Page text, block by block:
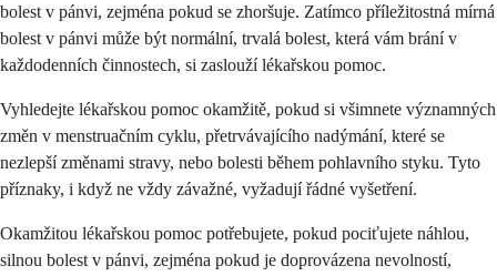
bolest v pánvi, zejména pokud se zhoršuje. Zatímco příležitostná mírná
bolest v pánvi může být normální, trvalá bolest, která vám brání v
každodenních činnostech, si zaslouží lékařskou pomoc.
Vyhledejte lékařskou pomoc okamžitě, pokud si všimnete významných
změn v menstruačním cyklu, přetrvávajícího nadýmání, které se
nezlepší změnami stravy, nebo bolesti během pohlavního styku. Tyto
příznaky, i když ne vždy závažné, vyžadují řádné vyšetření.
Okamžitou lékařskou pomoc potřebujete, pokud pociťujete náhlou,
silnou bolest v pánvi, zejména pokud je doprovázena nevolností,